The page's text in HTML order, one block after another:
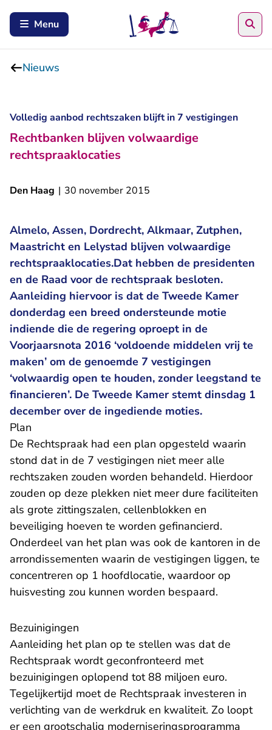
Menu
Nieuws
Volledig aanbod rechtszaken blijft in 7 vestigingen
Rechtbanken blijven volwaardige
rechtspraaklocaties
Den Haag | 30 november 2015
Almelo, Assen, Dordrecht, Alkmaar, Zutphen,
Maastricht en Lelystad blijven volwaardige
rechtspraaklocaties.Dat hebben de presidenten
en de Raad voor de rechtspraak besloten.
Aanleiding hiervoor is dat de Tweede Kamer
donderdag een breed ondersteunde motie
indiende die de regering oproept in de
Voorjaarsnota 2016 ‘voldoende middelen vrij te
maken’ om de genoemde 7 vestigingen
‘volwaardig open te houden, zonder leegstand te
financieren’. De Tweede Kamer stemt dinsdag 1
december over de ingediende moties.
Plan
De Rechtspraak had een plan opgesteld waarin
stond dat in de 7 vestigingen niet meer alle
rechtszaken zouden worden behandeld. Hierdoor
zouden op deze plekken niet meer dure faciliteiten
als grote zittingszalen, cellenblokken en
beveiliging hoeven te worden gefinancierd.
Onderdeel van het plan was ook de kantoren in de
arrondissementen waarin de vestigingen liggen, te
concentreren op 1 hoofdlocatie, waardoor op
huisvesting zou kunnen worden bespaard.
Bezuinigingen
Aanleiding het plan op te stellen was dat de
Rechtspraak wordt geconfronteerd met
bezuinigingen oplopend tot 88 miljoen euro.
Tegelijkertijd moet de Rechtspraak investeren in
verlichting van de werkdruk en kwaliteit. Zo loopt
er een grootschalig moderniseringsprogramma